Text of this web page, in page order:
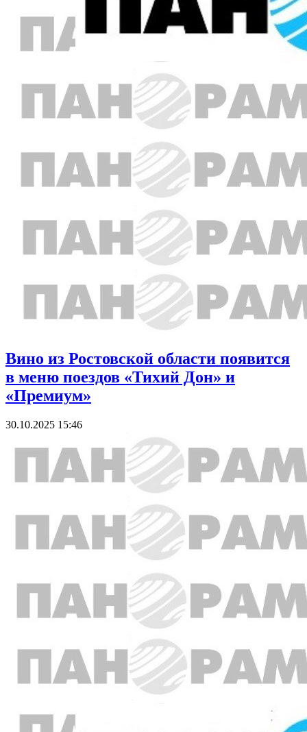
Вино из Ростовской области появится
в меню поездов «Тихий Дон» и
«Премиум»
30.10.2025 15:46